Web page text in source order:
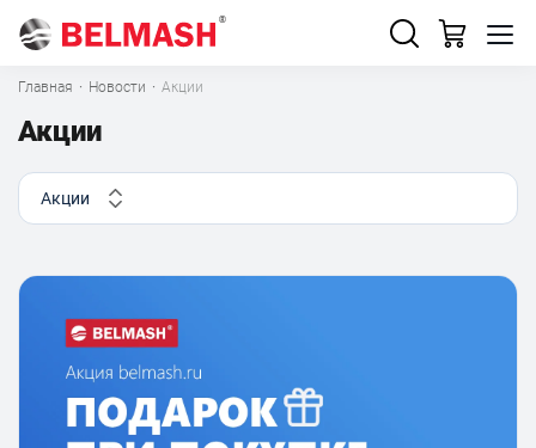
Главная · Новости · Акции
Акции
Акции